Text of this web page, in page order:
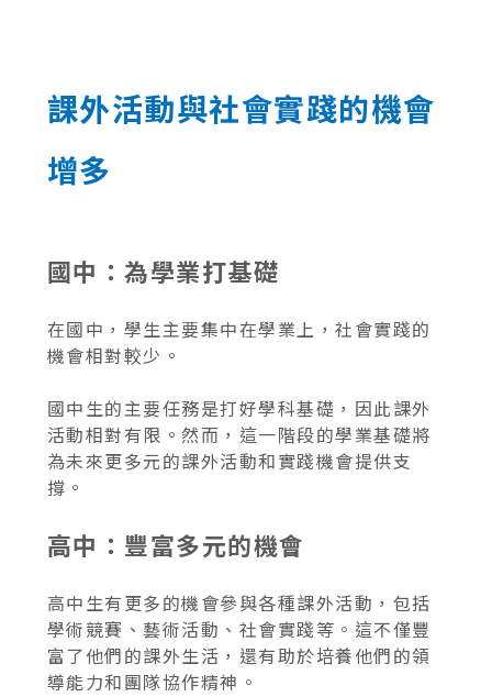
課外活動與社會實踐的機會
增多
國中：為學業打基礎
在國中，學生主要集中在學業上，社會實踐的
機會相對較少。
國中生的主要任務是打好學科基礎，因此課外
活動相對有限。然而，這一階段的學業基礎將
為未來更多元的課外活動和實踐機會提供支
撐。
高中：豐富多元的機會
高中生有更多的機會參與各種課外活動，包括
學術競賽、藝術活動、社會實踐等。這不僅豐
富了他們的課外生活，還有助於培養他們的領
導能力和團隊協作精神。